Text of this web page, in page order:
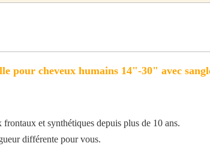
pour cheveux humains 14"-30" avec
et synthétiques depuis plus de 10 ans.
différente pour vous.